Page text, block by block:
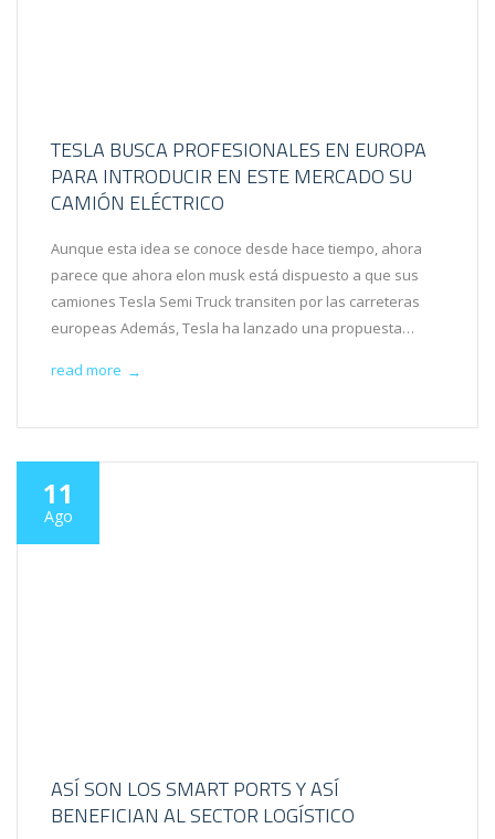
TESLA BUSCA PROFESIONALES EN EUROPA
PARA INTRODUCIR EN ESTE MERCADO SU
CAMIÓN ELÉCTRICO
Aunque esta idea se conoce desde hace tiempo, ahora
parece que ahora elon musk está dispuesto a que sus
camiones Tesla Semi Truck transiten por las carreteras
europeas Además, Tesla ha lanzado una propuesta…
read more →
11
Ago
ASÍ SON LOS SMART PORTS Y ASÍ
BENEFICIAN AL SECTOR LOGÍSTICO